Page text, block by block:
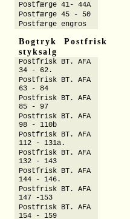
Postfærge 41- 44A
Postfærge 45 - 50
Postfærge engros
Bogtryk Postfrisk
styksalg
Postfrisk BT. AFA
34 - 62.
Postfrisk BT. AFA
63 - 84
Postfrisk BT. AFA
85 - 97
Postfrisk BT. AFA
98 - 110b
Postfrisk BT. AFA
112 - 131a.
Postfrisk BT. AFA
132 - 143
Postfrisk BT. AFA
144 - 146.
Postfrisk BT. AFA
147 -153
Postfrisk BT. AFA
154 - 159